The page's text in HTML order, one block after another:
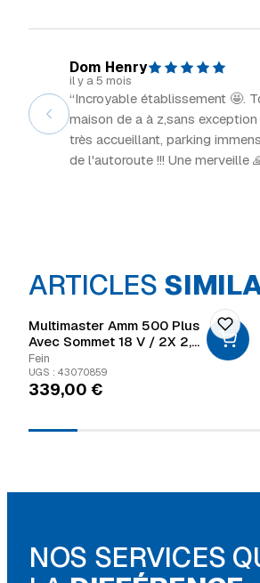
Dom Henry
il y a 5 mois
“Incroyable établissement 🤩.
maison de a à z,sans exception
très accueillant, parking
de l'autoroute !!! Une merveille
ARTICLES
Multimaster Amm 500 Plus
Avec Sommet 18 V / 2X 2,0
Ah + Chargeur Dans L’étui
Fein
UGS : 43070859
339,00 €
NOS SERVICES